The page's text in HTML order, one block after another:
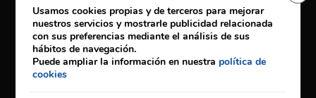
Blog
Contacto
Usamos cookies propias y de terceros para mejorar
nuestros servicios y mostrarle publicidad relacionada
con sus preferencias mediante el análisis de sus
hábitos de navegación.
Puede ampliar la información en nuestra política de
cookies